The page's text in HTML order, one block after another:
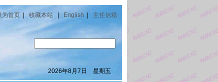
为首页 收藏本站 English 主任信箱
2026年8月7日 星期五